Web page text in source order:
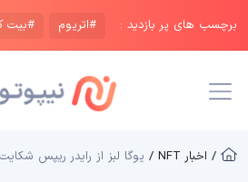
برچسب های پر بازدید : #اتریوم #بیت
/ اخبار NFT / یوگا لبز از رایدر ریپس